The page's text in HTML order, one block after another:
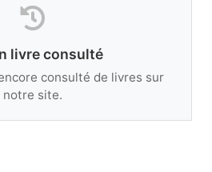
livre consulté
consulté de livres sur
notre site.